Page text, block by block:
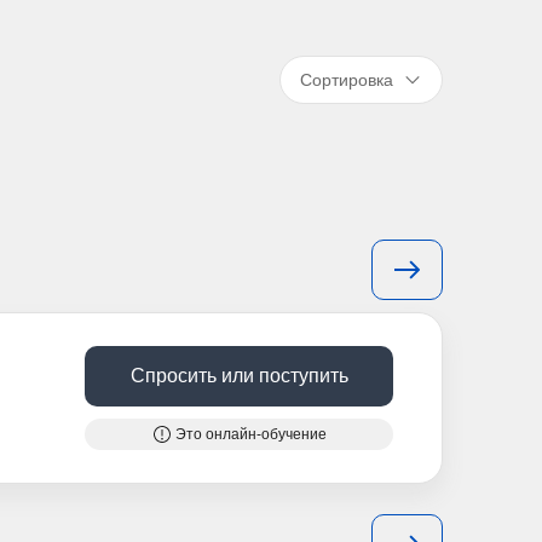
Сортировка
Спросить или поступить
Это онлайн-обучение